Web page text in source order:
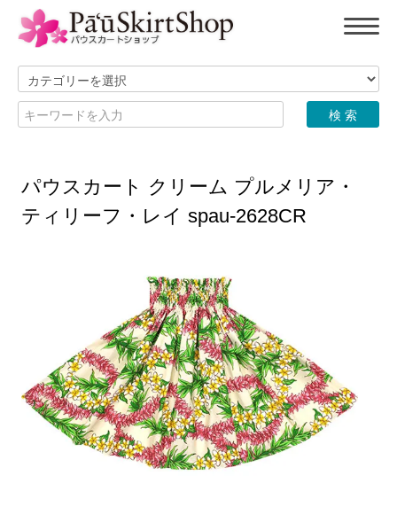
パウスカート クリーム プルメリア・
ティリーフ・レイ spau-2628CR